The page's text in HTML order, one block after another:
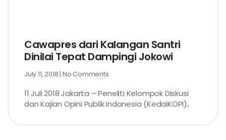
Cawapres dari Kalangan Santri
Dinilai Tepat Dampingi Jokowi
July 11, 2018 No Comments
11 Juli 2018 Jakarta – Peneliti Kelompok Diskusi
dan Kajian Opini Publik Indonesia (KedaiKOPI),